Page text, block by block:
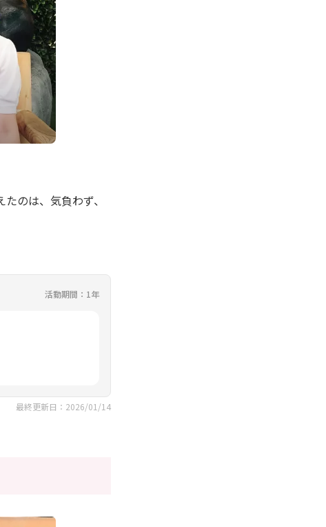
のは、気負わず、
活動期間：1年
最終更新日：2026/01/14